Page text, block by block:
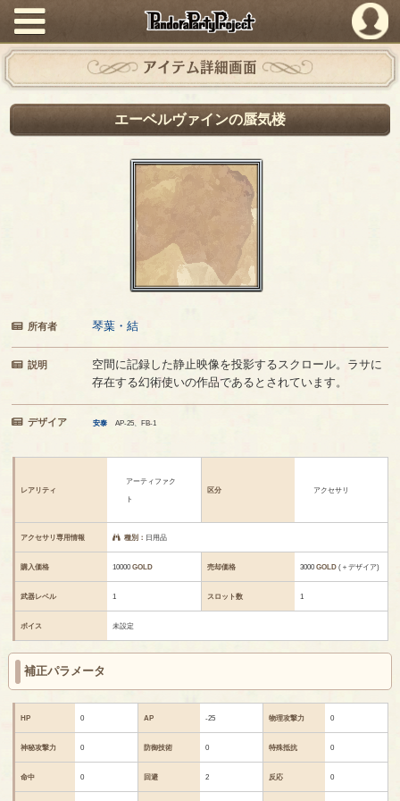
PandoraPartyProject
アイテム詳細画面
エーベルヴァインの蜃気楼
所有者 琴葉・結
説明
空間に記録した静止映像を投影するスクロール。ラサに
存在する幻術使いの作品であるとされています。
デザイア 安泰 AP-25、FB-1
レアリティ
アーティファク
ト
区分 アクセサリ
アクセサリ専用情報 種別： 日用品
購入価格 10000GOLD 売却価格 3000GOLD (＋デザイア)
武器レベル 1 スロット数 1
ボイス 未設定
補正パラメータ
HP 0 AP -25 物理攻撃力 0
神秘攻撃力 0 防御技術 0 特殊抵抗 0
命中 0 回避 2 反応 0